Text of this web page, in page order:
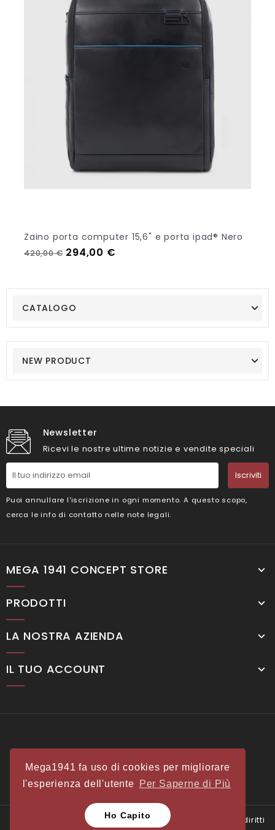
Mega1941 fa uso di cookies per migliorare
l'esperienza dell'utente
Per Saperne di Più
Ho Capito
CATALOGO
NEW PRODUCT
Zaino porta computer 15,6" e porta ipad® Nero
Prezzo regolare
420,00 € Prezzo
294,00 €
Newsletter
Ricevi le nostre ultime notizie e vendite speciali
Iscriviti
Puoi annullare l'iscrizione in ogni momento. A questo scopo,
cerca le info di contatto nelle note legali.
MEGA 1941 CONCEPT STORE
PRODOTTI
LA NOSTRA AZIENDA
IL TUO ACCOUNT
© 2025 - Mega 1941 - Partita IVA 00500020011 - Tutti i diritti